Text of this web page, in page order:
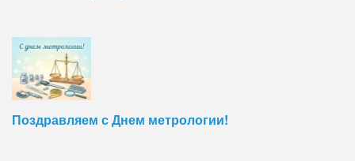
Поздравляем с Днем метрологии!